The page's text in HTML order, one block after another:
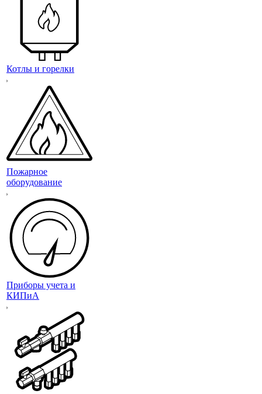
Котлы и горелки
Пожарное
оборудование
Приборы учета и
КИПиА